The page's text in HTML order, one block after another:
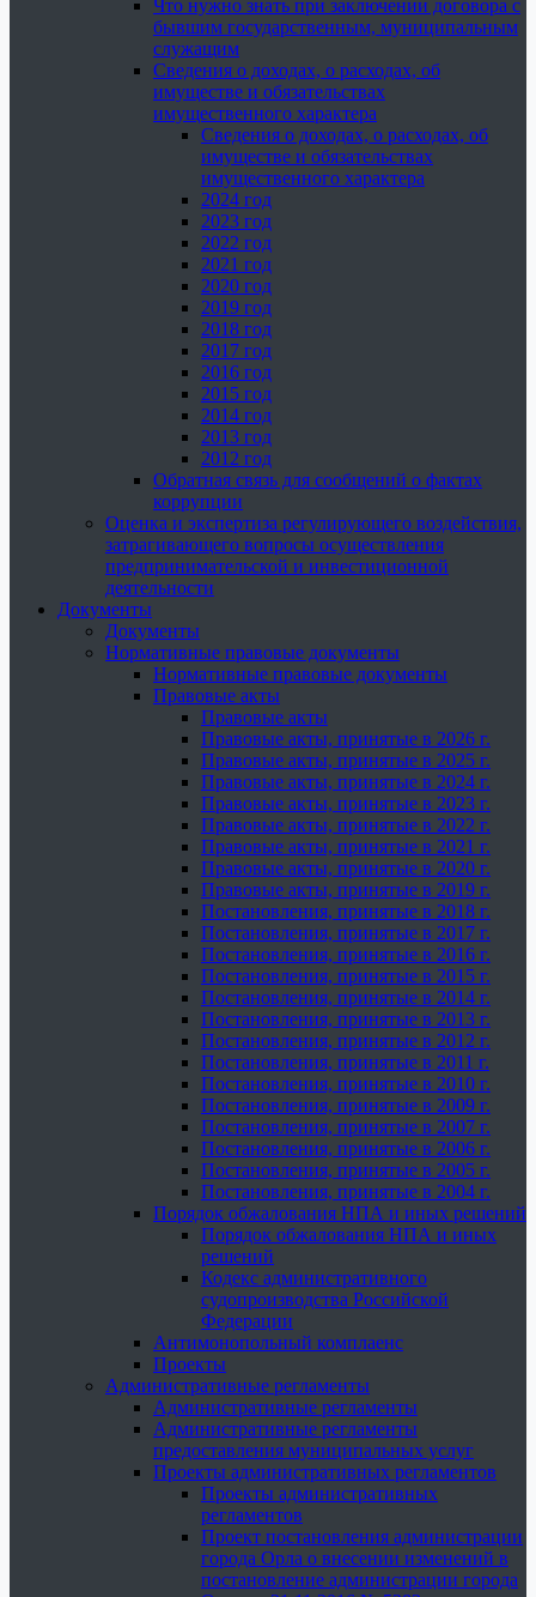
Что нужно знать при заключении договора с
бывшим государственным, муниципальным
служащим
Сведения о доходах, о расходах, об
имуществе и обязательствах
имущественного характера
Сведения о доходах, о расходах, об
имуществе и обязательствах
имущественного характера
2024 год
2023 год
2022 год
2021 год
2020 год
2019 год
2018 год
2017 год
2016 год
2015 год
2014 год
2013 год
2012 год
Обратная связь для сообщений о фактах
коррупции
Оценка и экспертиза регулирующего воздействия,
затрагивающего вопросы осуществления
предпринимательской и инвестиционной
деятельности
Документы
Документы
Нормативные правовые документы
Нормативные правовые документы
Правовые акты
Правовые акты
Правовые акты, принятые в 2026 г.
Правовые акты, принятые в 2025 г.
Правовые акты, принятые в 2024 г.
Правовые акты, принятые в 2023 г.
Правовые акты, принятые в 2022 г.
Правовые акты, принятые в 2021 г.
Правовые акты, принятые в 2020 г.
Правовые акты, принятые в 2019 г.
Постановления, принятые в 2018 г.
Постановления, принятые в 2017 г.
Постановления, принятые в 2016 г.
Постановления, принятые в 2015 г.
Постановления, принятые в 2014 г.
Постановления, принятые в 2013 г.
Постановления, принятые в 2012 г.
Постановления, принятые в 2011 г.
Постановления, принятые в 2010 г.
Постановления, принятые в 2009 г.
Постановления, принятые в 2007 г.
Постановления, принятые в 2006 г.
Постановления, принятые в 2005 г.
Постановления, принятые в 2004 г.
Порядок обжалования НПА и иных решений
Порядок обжалования НПА и иных
решений
Кодекс административного
судопроизводства Российской
Федерации
Антимонопольный комплаенс
Проекты
Административные регламенты
Административные регламенты
Административные регламенты
предоставления муниципальных услуг
Проекты административных регламентов
Проекты административных
регламентов
Проект постановления администрации
города Орла о внесении изменений в
постановление администрации города